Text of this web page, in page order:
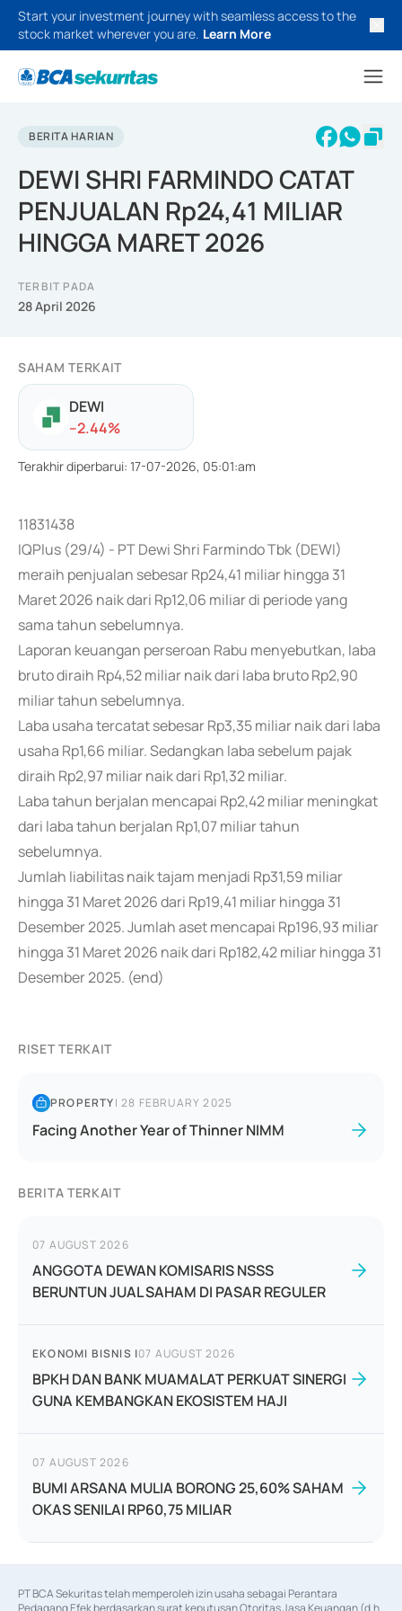
Start your investment journey with seamless access to the
stock market wherever you are. Learn More
BERITA HARIAN
DEWI SHRI FARMINDO CATAT
PENJUALAN Rp24,41 MILIAR
HINGGA MARET 2026
TERBIT PADA
28 April 2026
SAHAM TERKAIT
DEWI
--2.44%
Terakhir diperbarui: 17-07-2026, 05:01:am
11831438
IQPlus (29/4) - PT Dewi Shri Farmindo Tbk (DEWI)
meraih penjualan sebesar Rp24,41 miliar hingga 31
Maret 2026 naik dari Rp12,06 miliar di periode yang
sama tahun sebelumnya.
Laporan keuangan perseroan Rabu menyebutkan, laba
bruto diraih Rp4,52 miliar naik dari laba bruto Rp2,90
miliar tahun sebelumnya.
Laba usaha tercatat sebesar Rp3,35 miliar naik dari laba
usaha Rp1,66 miliar. Sedangkan laba sebelum pajak
diraih Rp2,97 miliar naik dari Rp1,32 miliar.
Laba tahun berjalan mencapai Rp2,42 miliar meningkat
dari laba tahun berjalan Rp1,07 miliar tahun
sebelumnya.
Jumlah liabilitas naik tajam menjadi Rp31,59 miliar
hingga 31 Maret 2026 dari Rp19,41 miliar hingga 31
Desember 2025. Jumlah aset mencapai Rp196,93 miliar
hingga 31 Maret 2026 naik dari Rp182,42 miliar hingga 31
Desember 2025. (end)
RISET TERKAIT
PROPERTY|28 FEBRUARY 2025
Facing Another Year of Thinner NIMM
BERITA TERKAIT
07 AUGUST 2026
ANGGOTA DEWAN KOMISARIS NSSS
BERUNTUN JUAL SAHAM DI PASAR REGULER
EKONOMI BISNIS |07 AUGUST 2026
BPKH DAN BANK MUAMALAT PERKUAT SINERGI
GUNA KEMBANGKAN EKOSISTEM HAJI
07 AUGUST 2026
BUMI ARSANA MULIA BORONG 25,60% SAHAM
OKAS SENILAI RP60,75 MILIAR
PT BCA Sekuritas telah memperoleh izin usaha sebagai Perantara
Pedagang Efek berdasarkan surat keputusan Otoritas Jasa Keuangan (d.h